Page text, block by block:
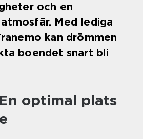
och en
Med lediga
kan drömmen
boendet snart bli
optimal plats